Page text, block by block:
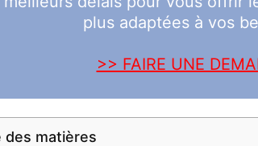
plus adaptées à vos
>> FAIRE UNE
des matières